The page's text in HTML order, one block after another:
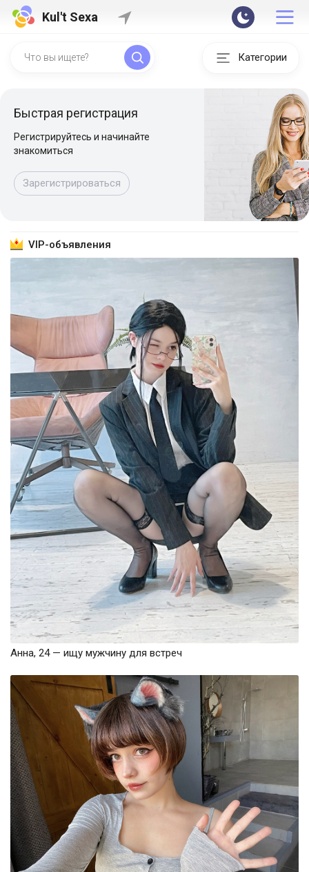
Kul't Sexa
Категории
Быстрая регистрация
Регистрируйтесь и начинайте
знакомиться
Зарегистрироваться
VIP-объявления
Анна, 24 — ищу мужчину для встреч